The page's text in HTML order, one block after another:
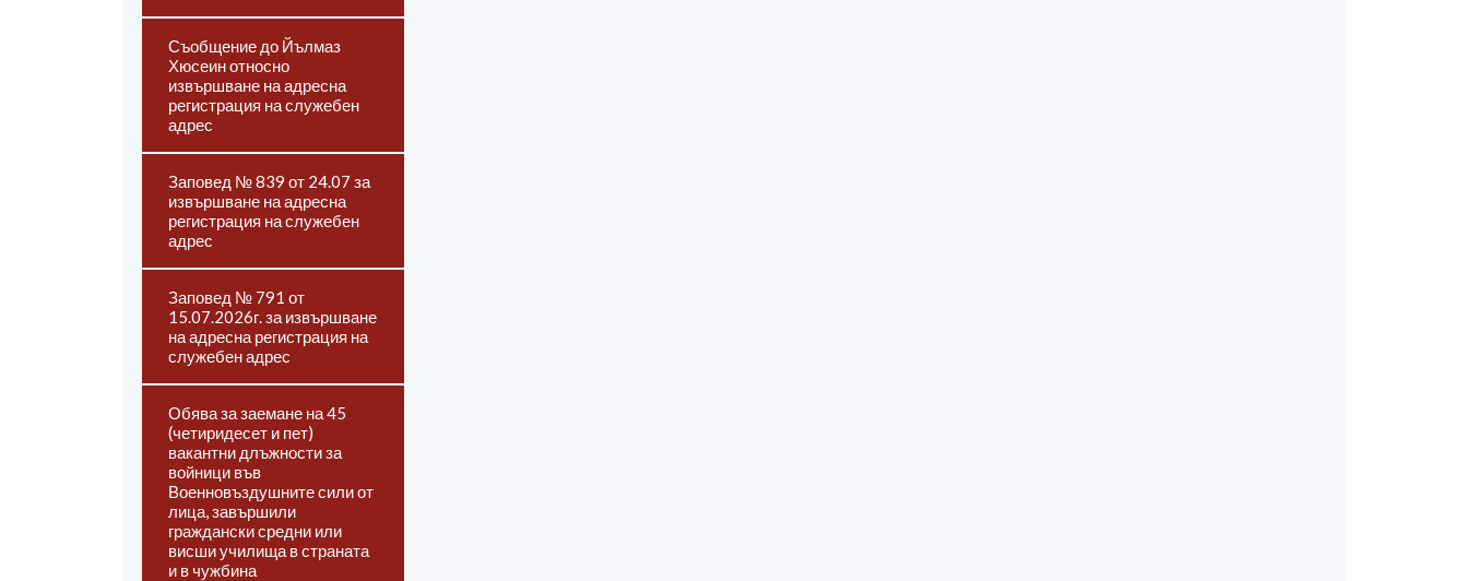
Съобщение до Йълмаз
Хюсеин относно
извършване на адресна
регистрация на служебен
адрес
Заповед № 839 от 24.07 за
извършване на адресна
регистрация на служебен
адрес
Заповед № 791 от
15.07.2026г. за извършване
на адресна регистрация на
служебен адрес
Обява за заемане на 45
(четиридесет и пет)
вакантни длъжности за
войници във
Военновъздушните сили от
лица, завършили
граждански средни или
висши училища в страната
и в чужбина